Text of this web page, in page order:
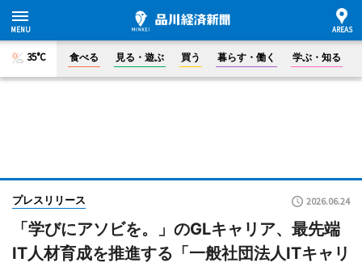
35°C 食べる 見る・遊ぶ 買う 暮らす・働く 学ぶ・知る
プレスリリース 2026.06.24
「学びにアソビを。」のGLキャリア、最先端
IT人材育成を推進する「一般社団法人ITキャリ